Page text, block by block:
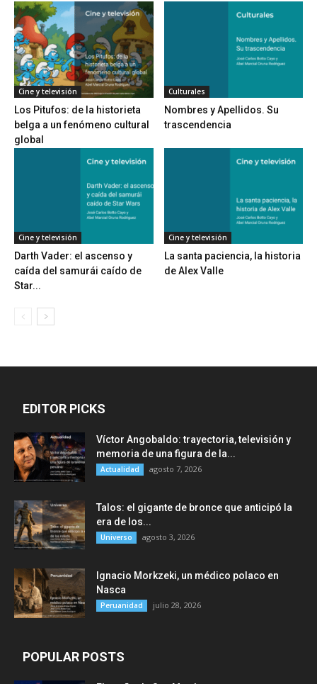
Cine y televisión
Los Pitufos: de la historieta
belga a un fenómeno cultural
global
Culturales
Nombres y Apellidos. Su
trascendencia
Cine y televisión
Darth Vader: el ascenso y
caída del samurái caído de
Star...
Cine y televisión
La santa paciencia, la historia
de Alex Valle
EDITOR PICKS
Víctor Angobaldo: trayectoria, televisión y
memoria de una figura de la...
Actualidad agosto 7, 2026
Talos: el gigante de bronce que anticipó la
era de los...
Universo agosto 3, 2026
Ignacio Morkzeki, un médico polaco en
Nasca
Peruanidad julio 28, 2026
POPULAR POSTS